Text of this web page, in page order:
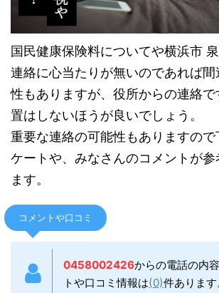
国民健康保険料についてや横浜市
連絡に心当たりが無いのであれば
性もありますが、役所からの連絡
置はしないほうが良いでしょう。
重要な連絡の可能性もありますの
ケートや、みなさんのコメントが
ます。
コメントや口コミ
0458002426からの電話の内
トや口コミ情報は(0)件あります